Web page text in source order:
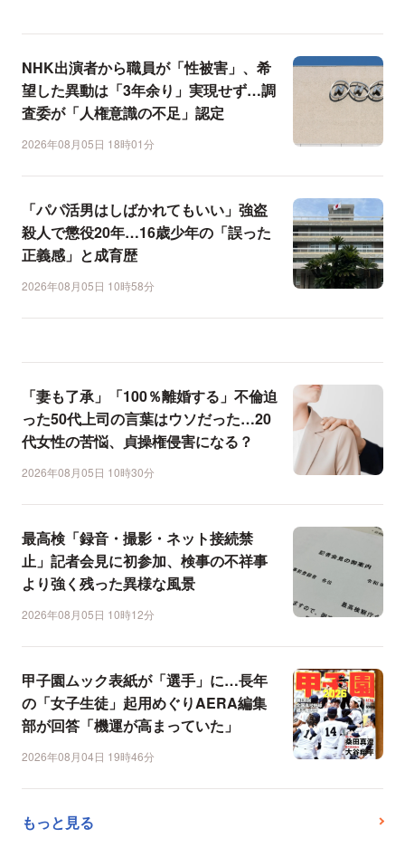
NHK出演者から職員が「性被害」、希
望した異動は「3年余り」実現せず…調
査委が「人権意識の不足」認定
2026年08月05日 18時01分
「パパ活男はしばかれてもいい」強盗
殺人で懲役20年…16歳少年の「誤った
正義感」と成育歴
2026年08月05日 10時58分
「妻も了承」「100％離婚する」不倫迫
った50代上司の言葉はウソだった…20
代女性の苦悩、貞操権侵害になる？
2026年08月05日 10時30分
最高検「録音・撮影・ネット接続禁
止」記者会見に初参加、検事の不祥事
より強く残った異様な風景
2026年08月05日 10時12分
甲子園ムック表紙が「選手」に…長年
の「女子生徒」起用めぐりAERA編集
部が回答「機運が高まっていた」
2026年08月04日 19時46分
もっと見る